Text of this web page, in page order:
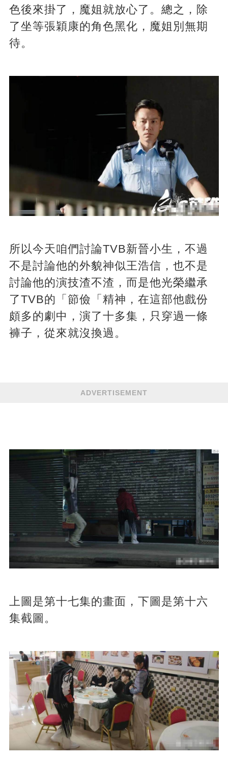
色後來掛了，魔姐就放心了。總之，除
了坐等張穎康的角色黑化，魔姐別無期
待。
所以今天咱們討論TVB新晉小生，不過
不是討論他的外貌神似王浩信，也不是
討論他的演技渣不渣，而是他光榮繼承
了TVB的「節儉「精神，在這部他戲份
頗多的劇中，演了十多集，只穿過一條
褲子，從來就沒換過。
ADVERTISEMENT
上圖是第十七集的畫面，下圖是第十六
集截圖。